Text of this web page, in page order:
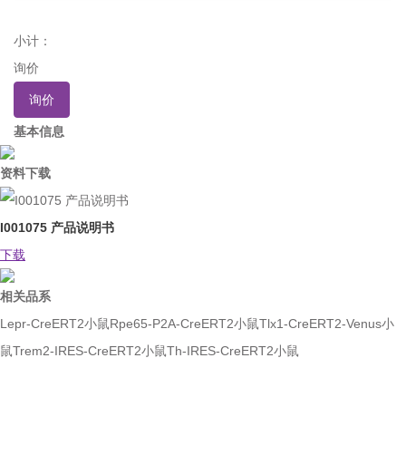
小计：
询价
询价
基本信息
资料下载
I001075 产品说明书
下载
相关品系
Lepr-CreERT2小鼠Rpe65-P2A-CreERT2小鼠Tlx1-CreERT2-Venus小
鼠Trem2-IRES-CreERT2小鼠Th-IRES-CreERT2小鼠